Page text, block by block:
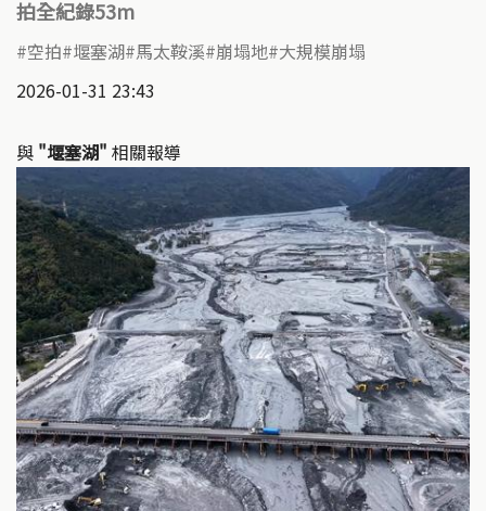
拍全紀錄53m
空拍 堰塞湖 馬太鞍溪 崩塌地 大規模崩塌
2026-01-31 23:43
與 "堰塞湖" 相關報導